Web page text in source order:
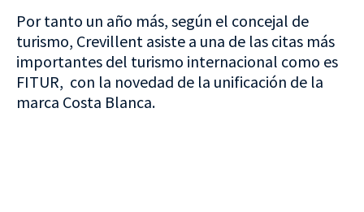
Por tanto un año más, según el concejal de
turismo, Crevillent asiste a una de las citas más
importantes del turismo internacional como es
FITUR, con la novedad de la unificación de la
marca Costa Blanca.